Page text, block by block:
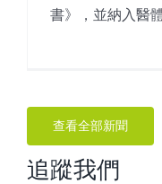
書》，並納入醫
查看全部新聞
追蹤我們